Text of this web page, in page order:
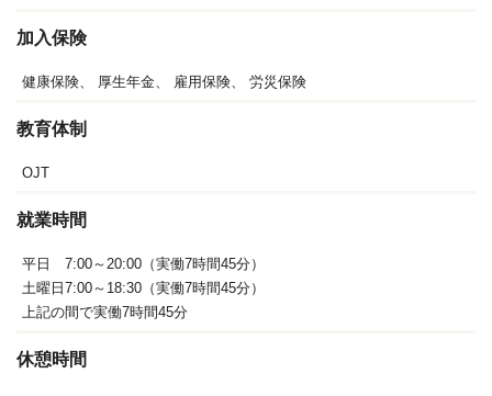
加入保険
健康保険、 厚生年金、 雇用保険、 労災保険
教育体制
OJT
就業時間
平日 7:00～20:00（実働7時間45分）
土曜日7:00～18:30（実働7時間45分）
上記の間で実働7時間45分
休憩時間